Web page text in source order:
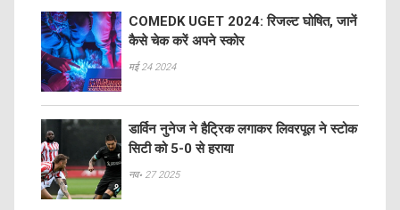
COMEDK UGET 2024: रिजल्ट घोषित, जानें
कैसे चेक करें अपने स्कोर
मई 24 2024
डार्विन नुनेज ने हैट्रिक लगाकर लिवरपूल ने स्टोक
सिटी को 5-0 से हराया
नव॰ 27 2025